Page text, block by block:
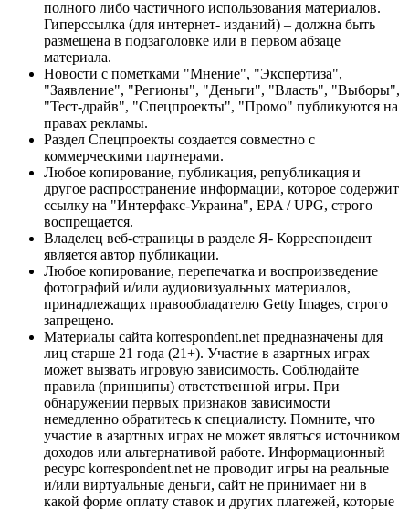
полного либо частичного использования материалов.
Гиперссылка (для интернет- изданий) – должна быть
размещена в подзаголовке или в первом абзаце
материала.
Новости с пометками "Мнение", "Экспертиза",
"Заявление", "Регионы", "Деньги", "Власть", "Выборы",
"Тест-драйв", "Спецпроекты", "Промо" публикуются на
правах рекламы.
Раздел Спецпроекты создается совместно с
коммерческими партнерами.
Любое копирование, публикация, републикация и
другое распространение информации, которое содержит
ссылку на "Интерфакс-Украина", EPA / UPG, строго
воспрещается.
Владелец веб-страницы в разделе Я- Корреспондент
является автор публикации.
Любое копирование, перепечатка и воспроизведение
фотографий и/или аудиовизуальных материалов,
принадлежащих правообладателю Getty Images, строго
запрещено.
Материалы сайта korrespondent.net предназначены для
лиц старше 21 года (21+). Участие в азартных играх
может вызвать игровую зависимость. Соблюдайте
правила (принципы) ответственной игры. При
обнаружении первых признаков зависимости
немедленно обратитесь к специалисту. Помните, что
участие в азартных играх не может являться источником
доходов или альтернативой работе. Информационный
ресурс korrespondent.net не проводит игры на реальные
и/или виртуальные деньги, сайт не принимает ни в
какой форме оплату ставок и других платежей, которые